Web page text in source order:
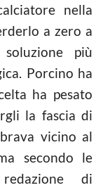
nella
a zero a
più
Porcino ha
ha pesato
la fascia di
vicino al
secondo le
di